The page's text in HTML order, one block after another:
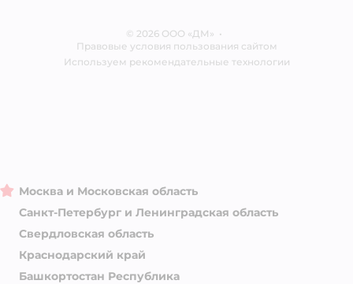
Блог
© 2026 ООО «ДМ» •
Правовые условия пользования сайтом
Используем рекомендательные технологии
Москва и Московская область
Санкт-Петербург и Ленинградская область
Свердловская область
Краснодарский край
Башкортостан Республика